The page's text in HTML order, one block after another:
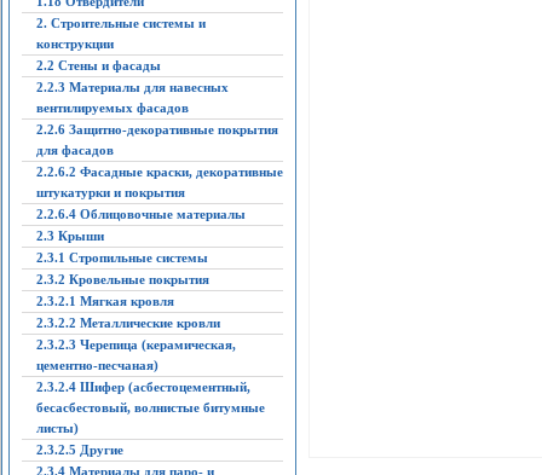
2. Строительные системы и
конструкции
2.2 Стены и фасады
2.2.3 Материалы для навесных
вентилируемых фасадов
2.2.6 Защитно-декоративные покрытия
для фасадов
2.2.6.2 Фасадные краски, декоративные
штукатурки и покрытия
2.2.6.4 Облицовочные материалы
2.3 Крыши
2.3.1 Стропильные системы
2.3.2 Кровельные покрытия
2.3.2.1 Мягкая кровля
2.3.2.2 Металлические кровли
2.3.2.3 Черепица (керамическая,
цементно-песчаная)
2.3.2.4 Шифер (асбестоцементный,
бесасбестовый, волнистые битумные
листы)
2.3.2.5 Другие
2.3.4 Материалы для паро- и